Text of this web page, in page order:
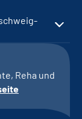
Reha und